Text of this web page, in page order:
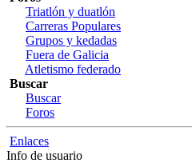
Triatlón y duatlón
Carreras Populares
Grupos y kedadas
Fuera de Galicia
Atletismo federado
Buscar
Buscar
Foros
Enlaces
Info de usuario